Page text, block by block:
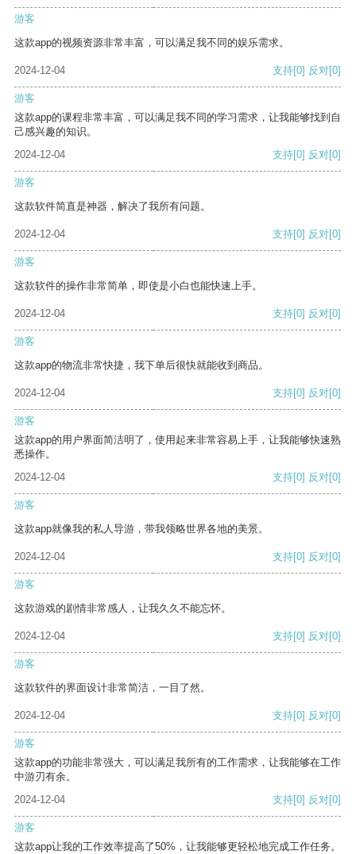
游客
这款app的视频资源非常丰富，可以满足我不同的娱乐需求。
2024-12-04 支持[0] 反对[0]
游客
这款app的课程非常丰富，可以满足我不同的学习需求，让我能够找到自
己感兴趣的知识。
2024-12-04
支持[0] 反对[0]
游客
这款软件简直是神器，解决了我所有问题。
2024-12-04 支持[0] 反对[0]
游客
这款软件的操作非常简单，即使是小白也能快速上手。
2024-12-04 支持[0] 反对[0]
游客
这款app的物流非常快捷，我下单后很快就能收到商品。
2024-12-04 支持[0] 反对[0]
游客
这款app的用户界面简洁明了，使用起来非常容易上手，让我能够快速熟
悉操作。
2024-12-04
支持[0] 反对[0]
游客
这款app就像我的私人导游，带我领略世界各地的美景。
2024-12-04 支持[0] 反对[0]
游客
这款游戏的剧情非常感人，让我久久不能忘怀。
2024-12-04 支持[0] 反对[0]
游客
这款软件的界面设计非常简洁，一目了然。
2024-12-04 支持[0] 反对[0]
游客
这款app的功能非常强大，可以满足我所有的工作需求，让我能够在工作
中游刃有余。
2024-12-04
支持[0] 反对[0]
游客
这款app让我的工作效率提高了50%，让我能够更轻松地完成工作任务。